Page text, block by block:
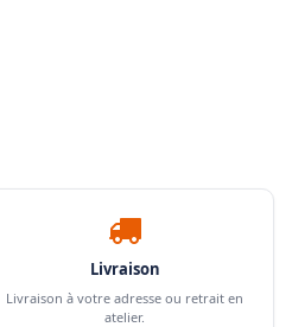
Livraison
Livraison à votre adresse ou retrait en
atelier.